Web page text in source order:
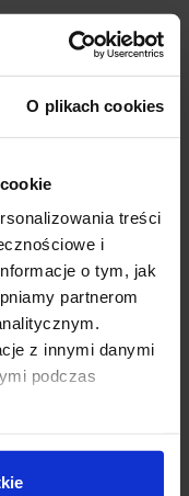
O plikach cookies
treści
i
o tym, jak
partnerom
z innymi danymi
podczas
to zestaw 3
są zarówno
funkcjonować
kolca. Źródłem
3,5W. Idealne do
fasad domów